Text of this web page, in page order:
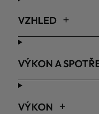
VZHLED
VÝKON A
VÝKON